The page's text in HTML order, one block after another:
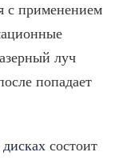
с применением
луч
попадает
состоит